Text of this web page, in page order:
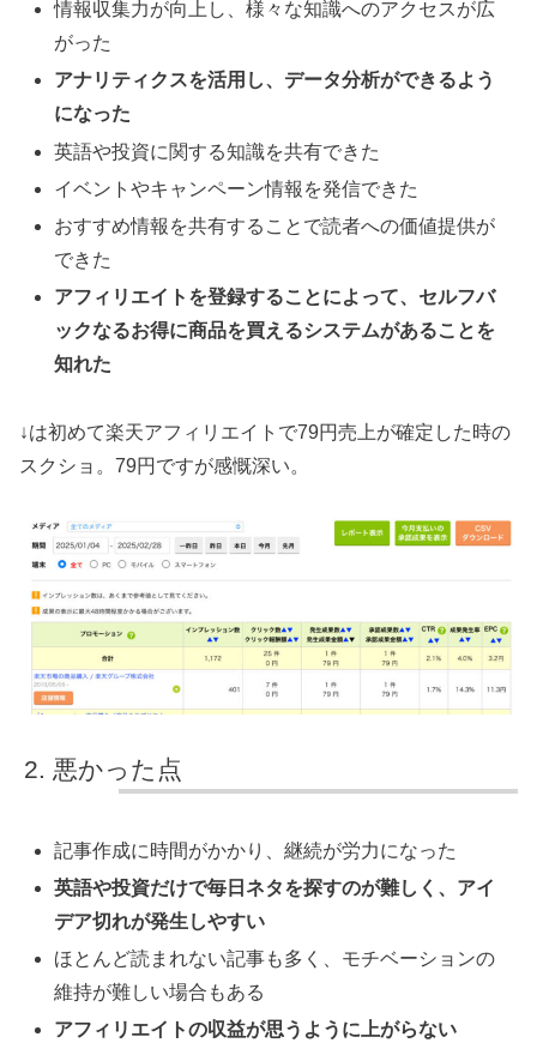
情報収集力が向上し、様々な知識へのアクセスが広
がった
アナリティクスを活用し、データ分析ができるよう
になった
英語や投資に関する知識を共有できた
イベントやキャンペーン情報を発信できた
おすすめ情報を共有することで読者への価値提供が
できた
アフィリエイトを登録することによって、セルフバ
ックなるお得に商品を買えるシステムがあることを
知れた
↓は初めて楽天アフィリエイトで79円売上が確定した時の
スクショ。79円ですが感慨深い。
悪かった点
記事作成に時間がかかり、継続が労力になった
英語や投資だけで毎日ネタを探すのが難しく、アイ
デア切れが発生しやすい
ほとんど読まれない記事も多く、モチベーションの
維持が難しい場合もある
アフィリエイトの収益が思うように上がらない